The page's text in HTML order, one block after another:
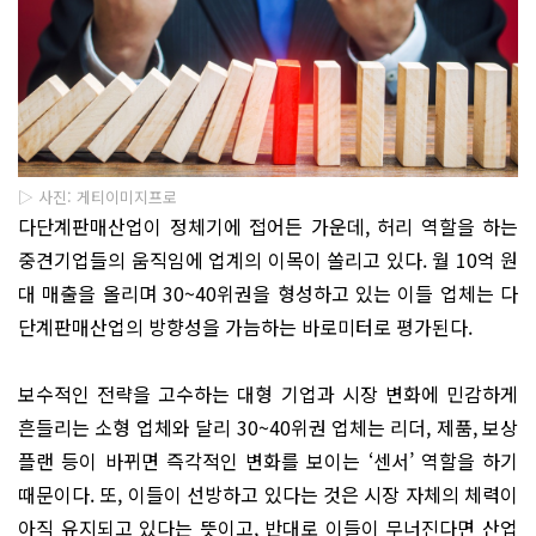
▷ 사진: 게티이미지프로
다단계판매산업이 정체기에 접어든 가운데, 허리 역할을 하는
중견기업들의 움직임에 업계의 이목이 쏠리고 있다. 월 10억 원
대 매출을 올리며 30~40위권을 형성하고 있는 이들 업체는 다
단계판매산업의 방향성을 가늠하는 바로미터로 평가된다.
보수적인 전략을 고수하는 대형 기업과 시장 변화에 민감하게
흔들리는 소형 업체와 달리 30~40위권 업체는 리더, 제품, 보상
플랜 등이 바뀌면 즉각적인 변화를 보이는 ‘센서’ 역할을 하기
때문이다. 또, 이들이 선방하고 있다는 것은 시장 자체의 체력이
아직 유지되고 있다는 뜻이고, 반대로 이들이 무너진다면 산업